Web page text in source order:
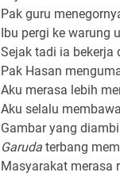
Pak guru
Ibu pergi ke warung
Sejak tadi ia bekerja
Pak Hasan
Aku merasa lebih
Aku selalu
Gambar yang
Garuda terbang
Masyarakat merasa